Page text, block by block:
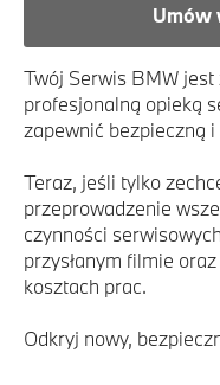
Umów
Twój Serwis BMW
profesjonalną opieką
zapewnić bezpieczną
Teraz, jeśli tylko
przeprowadzenie
czynności
przysłanym filmie
kosztach prac.
Odkryj nowy,